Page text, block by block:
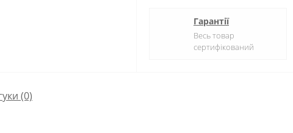
Гарантії
Весь товар
сертифікований
(0)